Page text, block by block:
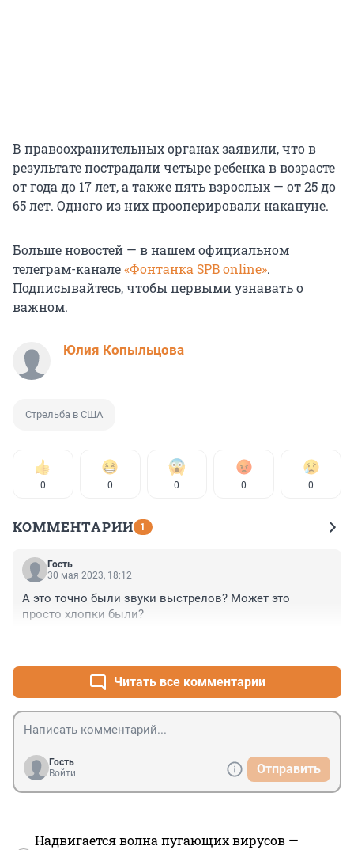
В правоохранительных органах заявили, что в
результате пострадали четыре ребенка в возрасте
от года до 17 лет, а также пять взрослых — от 25 до
65 лет. Одного из них прооперировали накануне.
Больше новостей — в нашем официальном
телеграм-канале«Фонтанка SPB online».
Подписывайтесь, чтобы первыми узнавать о
важном.
Юлия Копыльцова
Стрельба в США
0 0 0 0 0
КОММЕНТАРИИ 1
Гость
30 мая 2023, 18:12
А это точно были звуки выстрелов? Может это
просто хлопки были?
Читать все комментарии
Гость
Войти
Отправить
Надвигается волна пугающих вирусов —